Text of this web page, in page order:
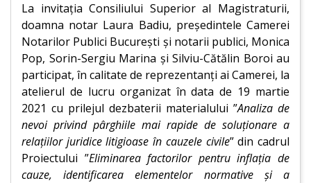
La invitația Consiliului Superior al Magistraturii,
doamna notar Laura Badiu, președintele Camerei
Notarilor Publici București și notarii publici, Monica
Pop, Sorin-Sergiu Marina și Silviu-Cătălin Boroi au
participat, în calitate de reprezentanți ai Camerei, la
atelierul de lucru organizat în data de 19 martie
2021 cu prilejul dezbaterii materialului ”Analiza de
nevoi privind pârghiile mai rapide de soluționare a
relațiilor juridice litigioase în cauzele civile” din cadrul
Proiectului ”Eliminarea factorilor pentru inflația de
cauze, identificarea elementelor normative și a